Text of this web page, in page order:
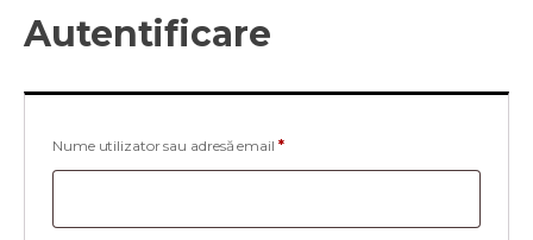
Autentificare
Nume utilizator sau adresă email *Obligatoriu